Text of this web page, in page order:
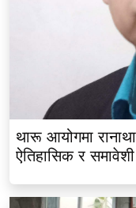
थारू आयोगमा
ऐतिहासिक र